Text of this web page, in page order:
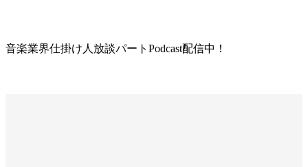
音楽業界仕掛け人放談パートPodcast配信中！